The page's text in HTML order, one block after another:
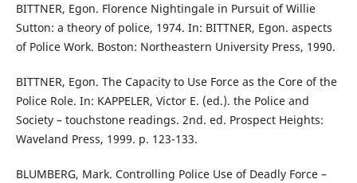
BITTNER, Egon. Florence Nightingale in Pursuit of Willie
Sutton: a theory of police, 1974. In: BITTNER, Egon. aspects
of Police Work. Boston: Northeastern University Press, 1990.
BITTNER, Egon. The Capacity to Use Force as the Core of the
Police Role. In: KAPPELER, Victor E. (ed.). the Police and
Society – touchstone readings. 2nd. ed. Prospect Heights:
Waveland Press, 1999. p. 123-133.
BLUMBERG, Mark. Controlling Police Use of Deadly Force –